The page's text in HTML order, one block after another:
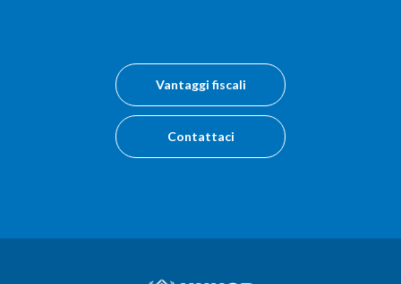
Vantaggi fiscali
Contattaci